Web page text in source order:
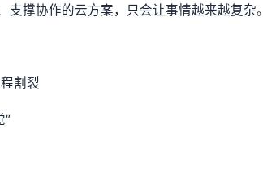
撑协作的云方案，只会让事情越来越复杂。
割裂
”